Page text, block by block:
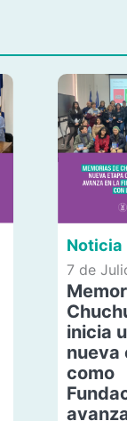
Noticia
7 de
inicia
nueva
como